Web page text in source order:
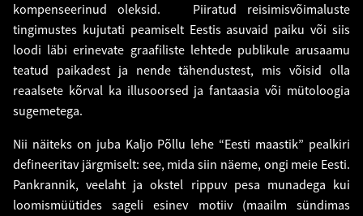
kompenseerinud oleksid. Piiratud reisimisvõimaluste
tingimustes kujutati peamiselt Eestis asuvaid paiku või siis
loodi läbi erinevate graafiliste lehtede publikule arusaamu
teatud paikadest ja nende tähendustest, mis võisid olla
reaalsete kõrval ka illusoorsed ja fantaasia või mütoloogia
sugemetega.
Nii näiteks on juba Kaljo Põllu lehe “Eesti maastik” pealkiri
defineeritav järgmiselt: see, mida siin näeme, ongi meie Eesti.
Pankrannik, veelaht ja okstel rippuv pesa munadega kui
loomismüütides sageli esinev motiiv (maailm sündimas